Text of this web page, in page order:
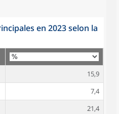
en 2023 selon la
15,9
7,4
21,4